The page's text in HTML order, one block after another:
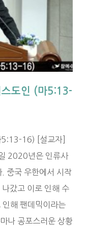
스도인 (마5:13-
5:13-16) [설교자]
2020년은 인류사
중국 우한에서 시작
갔고 이로 인해 수
인해 팬데믹이라는
나 공포스러운 상황